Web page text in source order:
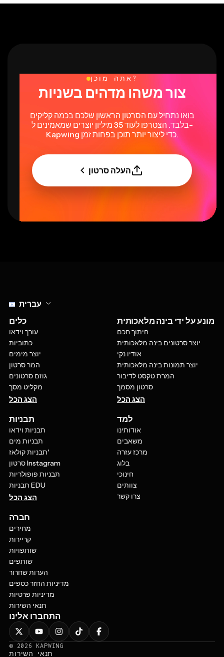
אתה מוכן?
צור משהו מדהים בשניות
בואו נתחיל עם הסרטון הראשון שלכם בכמה קליקים
בלבד. הצטרפו לעוד 35 מיליון יוצרים שמאמינים ל-
Kapwing כדי ליצור יותר תוכן בפחות זמן.
העלה סרטון
עברית
כלים
עורך וידאו
כתוביות
יוצר מימים
המר סרטון
גוזם סרטונים
מקליט מסך
הצג הכל
מונע על ידי בינה מלאכותית
חיתוך חכם
יוצר סרטונים בינה מלאכותית
אודיו נקי
יוצר תמונות בינה מלאכותית
המרת טקסט לדיבור
סרטון מסמך
הצג הכל
תבניות
תבניות וידאו
תבניות מים
תבניות קולאז'
סרטון Instagram
תבניות פופולריות
תבניות EDU
הצג הכל
למד
אודותינו
משאבים
מרכז עזרה
בלוג
חינוכי
צוותים
צרו קשר
חברה
מחירים
קריירות
שותפויות
שותפים
הערות שחרור
מדיניות החזר כספים
מדיניות פרטיות
תנאי השירות
התחברו אלינו
© 2026
KAPWING
תנאי השירות